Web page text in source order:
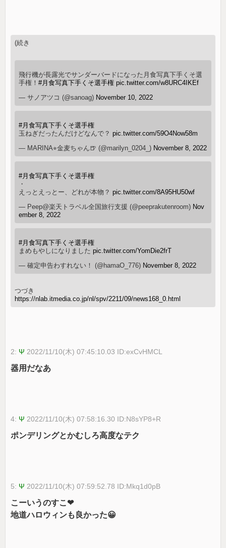
(続き
飛行機が長露光でサンダーバードになった月食写真下手くそ選
手権！#月食写真下手くそ選手権 pic.twitter.com/w8URC4IKEf
— サノアツコ (@sanoag) November 10, 2022
#月食写真下手くそ選手権
玉ねぎだったんだけどなんで？pic.twitter.com/59O4Now58m
— MARINA⭐︎金麦ちゃん🍺 (@marilyn_0204_) November 8, 2022
#月食写真下手くそ選手権
・
えっとえっとー、どれが本物？pic.twitter.com/8A95HU50wf
— Peep@楽天トラベル全国旅行支援 (@peeprakutenroom) Nov
ember 8, 2022
#月食写真下手くそ選手権
まめもやしになりましたpic.twitter.com/YomDie2frT
— 確定申告わすれない！ (@hamaO_776) November 8, 2022
つづき
https://nlab.itmedia.co.jp/nl/spv/2211/09/news168_0.html
2: Ψ 2022/11/10(木) 07:45:10.03 ID:exCvHMCL
器用だなあ
4: Ψ 2022/11/10(木) 07:58:16.30 ID:N8sYP8+R
ポンデリングとかむしろ高度なテク
5: Ψ 2022/11/10(木) 07:59:52.78 ID:Mkq1d0pB
こーいうのすこ❤
地道ハロウィンも良かった😀